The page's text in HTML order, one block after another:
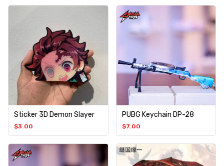
Sticker 3D Demon Slayer
$3.00
PUBG Keychain DP-28
$7.00